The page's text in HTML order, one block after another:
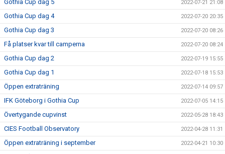
Gothia Cup dag 5 2022-07-21 21:08
Gothia Cup dag 4 2022-07-20 20:35
Gothia Cup dag 3 2022-07-20 08:26
Få platser kvar till camperna 2022-07-20 08:24
Gothia Cup dag 2 2022-07-19 15:55
Gothia Cup dag 1 2022-07-18 15:53
Öppen extraträning 2022-07-14 09:57
IFK Göteborg i Gothia Cup 2022-07-05 14:15
Övertygande cupvinst 2022-05-28 18:43
CIES Football Observatory 2022-04-28 11:31
Öppen extraträning i september 2022-04-21 10:30